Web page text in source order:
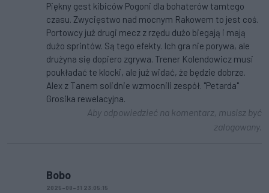
Piękny gest kibiców Pogoni dla bohaterów tamtego
czasu. Zwycięstwo nad mocnym Rakowem to jest coś.
Portowcy już drugi mecz z rzędu dużo biegają i mają
dużo sprintów. Są tego efekty. Ich gra nie porywa, ale
drużyna się dopiero zgrywa. Trener Kolendowicz musi
poukładać te klocki, ale już widać, że będzie dobrze.
Alex z Tanem solidnie wzmocnili zespół. "Petarda"
Grosika rewelacyjna.
Aby odpowiedzieć na komentarz, musisz być
zalogowany.
Bobo
2025-08-31 23:05:15